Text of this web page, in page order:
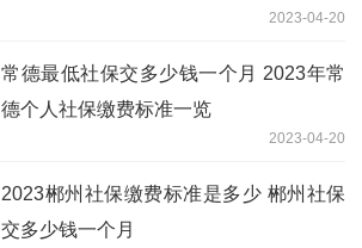
2023-04-20
常德最低社保交多少钱一个月 2023年常
德个人社保缴费标准一览
2023-04-20
2023郴州社保缴费标准是多少 郴州社保
交多少钱一个月